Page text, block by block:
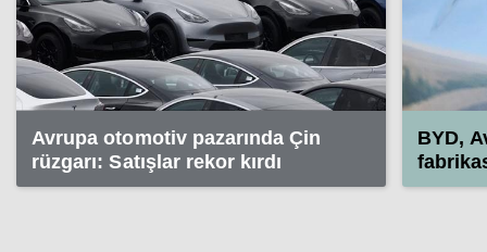
Avrupa otomotiv pazarında Çin
rüzgarı: Satışlar rekor kırdı
BYD,